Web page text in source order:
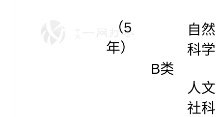
（5
年）
B类
自然
科学
人文
社科